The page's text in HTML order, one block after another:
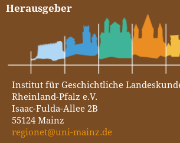
Herausgeber
Institut für Geschichtliche
Rheinland-Pfalz e.V.
Isaac-Fulda-Allee 2B
55124 Mainz
regionet@uni-mainz.de